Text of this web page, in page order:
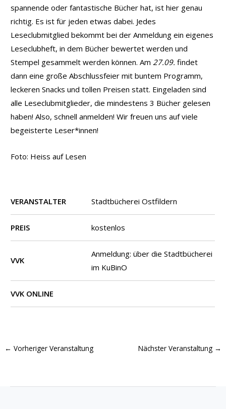
spannende oder fantastische Bücher hat, ist hier genau
richtig. Es ist für jeden etwas dabei. Jedes
Leseclubmitglied bekommt bei der Anmeldung ein eigenes
Leseclubheft, in dem Bücher bewertet werden und
Stempel gesammelt werden können. Am27.09. findet
dann eine große Abschlussfeier mit buntem Programm,
leckeren Snacks und tollen Preisen statt. Eingeladen sind
alle Leseclubmitglieder, die mindestens 3 Bücher gelesen
haben! Also, schnell anmelden! Wir freuen uns auf viele
begeisterte Leser*innen!
Foto: Heiss auf Lesen
VERANSTALTER Stadtbücherei Ostfildern
PREIS kostenlos
VVK
Anmeldung: über die Stadtbücherei
im KuBinO
VVK ONLINE
← Vorheriger Veranstaltung Nächster Veranstaltung →